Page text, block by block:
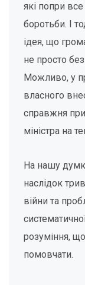
які попри
боротьби. І
ідея, що
не просто без
Можливо, у
власного
справжня
міністра на
На нашу
наслідок
війни та
розуміння,
помовчати.